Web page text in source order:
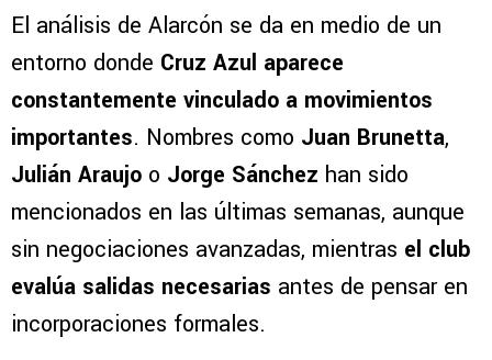
El análisis de Alarcón se da en medio de un
entorno donde Cruz Azul aparece
constantemente vinculado a movimientos
importantes. Nombres como Juan Brunetta,
Julián Araujo o Jorge Sánchez han sido
mencionados en las últimas semanas, aunque
sin negociaciones avanzadas, mientras el club
evalúa salidas necesarias antes de pensar en
incorporaciones formales.